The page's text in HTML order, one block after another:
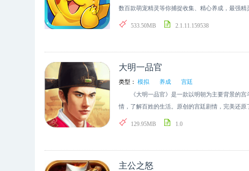
数百款萌宠精灵等你捕捉收集、精心养成，最强
相克实力PK，大家快来游戏勇敢战斗吧！
533.50MB 2.1.11.159538
大明一品官
类型： 模拟 养成
宫廷
《大明一品官》是一款以明朝为主要背景的宫
情，了解百姓的生活。原创的宫廷剧情，完美还原
129.95MB 1.0
主公之怒